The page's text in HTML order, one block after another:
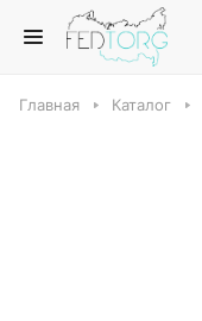
Главная Каталог